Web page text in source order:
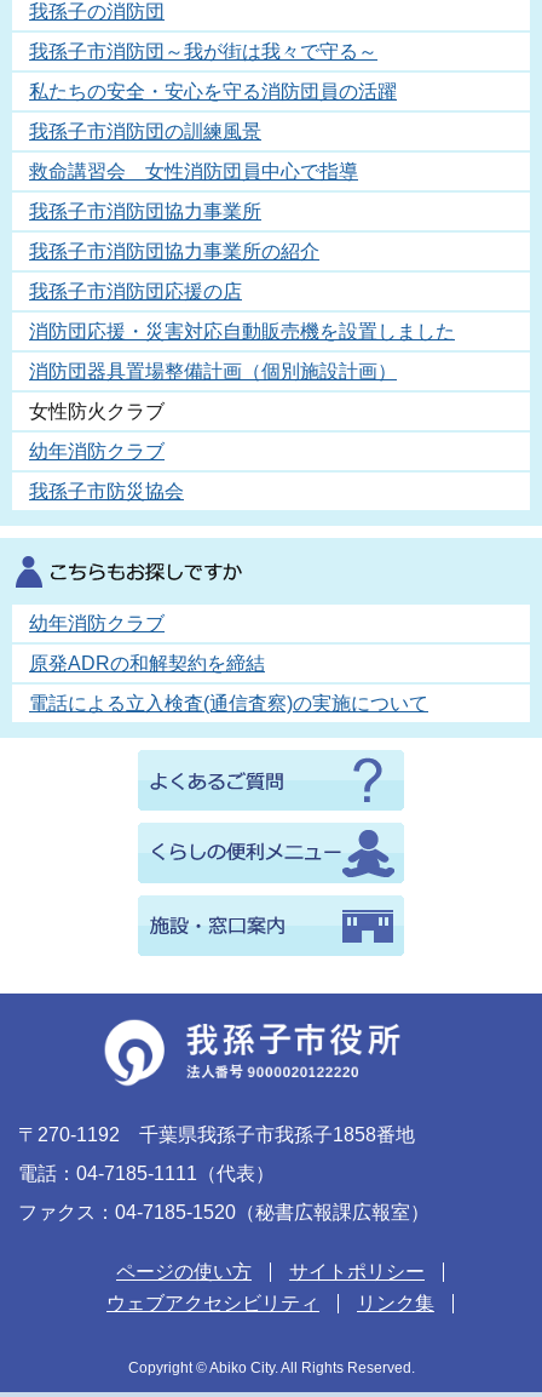
我孫子の消防団
我孫子市消防団～我が街は我々で守る～
私たちの安全・安心を守る消防団員の活躍
我孫子市消防団の訓練風景
救命講習会 女性消防団員中心で指導
我孫子市消防団協力事業所
我孫子市消防団協力事業所の紹介
我孫子市消防団応援の店
消防団応援・災害対応自動販売機を設置しました
消防団器具置場整備計画（個別施設計画）
女性防火クラブ
幼年消防クラブ
我孫子市防災協会
幼年消防クラブ
原発ADRの和解契約を締結
電話による立入検査(通信査察)の実施について
〒270-1192 千葉県我孫子市我孫子1858番地
電話：04-7185-1111（代表）
ファクス：04-7185-1520（秘書広報課広報室）
ページの使い方
サイトポリシー
ウェブアクセシビリティ
リンク集
Copyright © Abiko City. All Rights Reserved.